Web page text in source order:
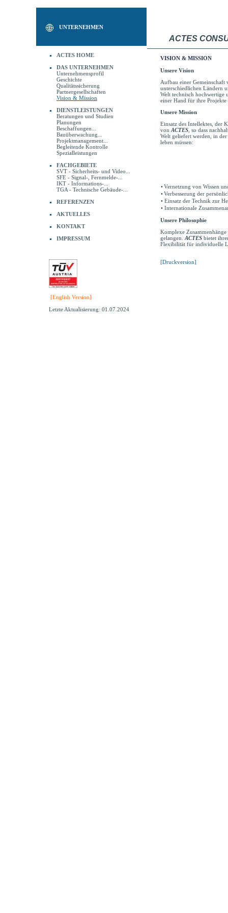
UNTERNEHMEN
ACTES HOME
DAS UNTERNEHMEN
Unternehmensprofil
Geschichte
Qualitätssicherung
Partnergesellschaften
Vision & Mission
DIENSTLEISTUNGEN
Beratungen und Studien
Planungen
Beschaffungen...
Bauüberwachung...
Projektmanagement...
Begleitende Kontrolle
Spezialleistungen
FACHGEBIETE
SVT - Sicherheits- und Video...
SFE - Signal-, Fernmelde-...
IKT - Informations-...
TGA - Technische Gebäude-...
REFERENZEN
AKTUELLES
KONTAKT
IMPRESSUM
[English Version]
Letzte Aktualisierung: 01.07.2024
ACTES
VISION & MISSION
Unsere Vision
Aufbau einer
unterschiedlichen Ländern
Welt technisch hochwertige
einer Hand für ihre
Unsere Mission
Einsatz des Intellektes, der
von ACTES , so dass
Welt geliefert werden, in
leben müssen:
•Vernetzung von Wissen
•Verbesserung der
• Einsatz der Technik zur
• Internationale
Unsere Philosophie
Komplexe
gelangen. ACTES bietet
Flexibilität für individuelle
[Druckversion]